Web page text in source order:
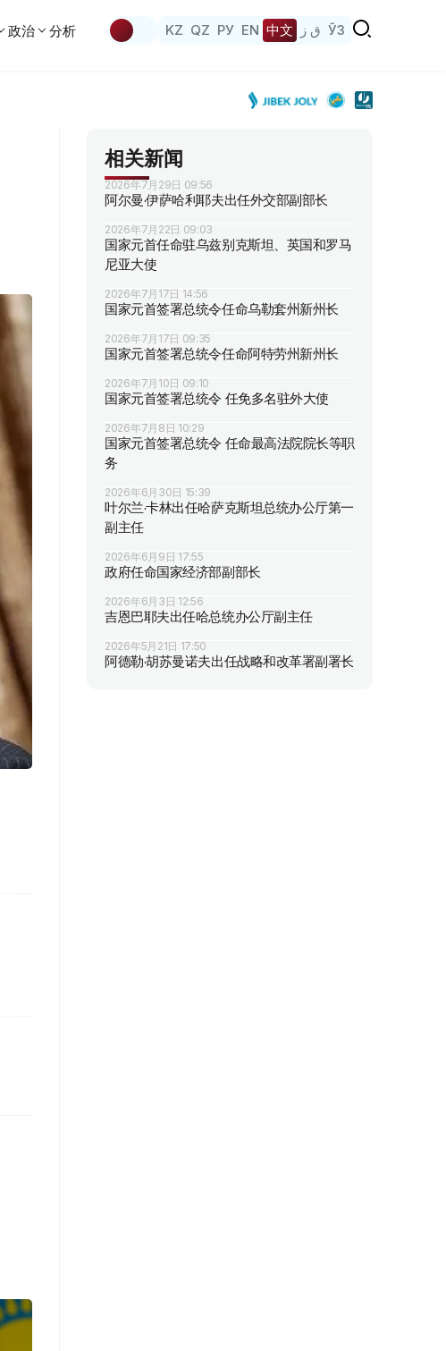
政治 分析 KZ QZ РУ EN 中文 ق ز ЎЗ
相关新闻
2026年7月29日 09:56
阿尔曼·伊萨哈利耶夫出任外交部副部长
2026年7月22日 09:03
国家元首任命驻乌兹别克斯坦、英国和罗马
尼亚大使
2026年7月17日 14:56
国家元首签署总统令任命乌勒套州新州长
2026年7月17日 09:35
国家元首签署总统令任命阿特劳州新州长
2026年7月10日 09:10
国家元首签署总统令 任免多名驻外大使
2026年7月8日 10:29
国家元首签署总统令 任命最高法院院长等职
务
2026年6月30日 15:39
叶尔兰·卡林出任哈萨克斯坦总统办公厅第一
副主任
2026年6月9日 17:55
政府任命国家经济部副部长
2026年6月3日 12:56
吉恩巴耶夫出任哈总统办公厅副主任
2026年5月21日 17:50
阿德勒·胡苏曼诺夫出任战略和改革署副署长